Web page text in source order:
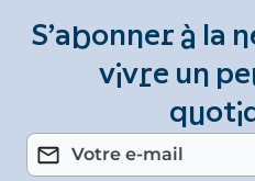
S’abonner à la
vivre un